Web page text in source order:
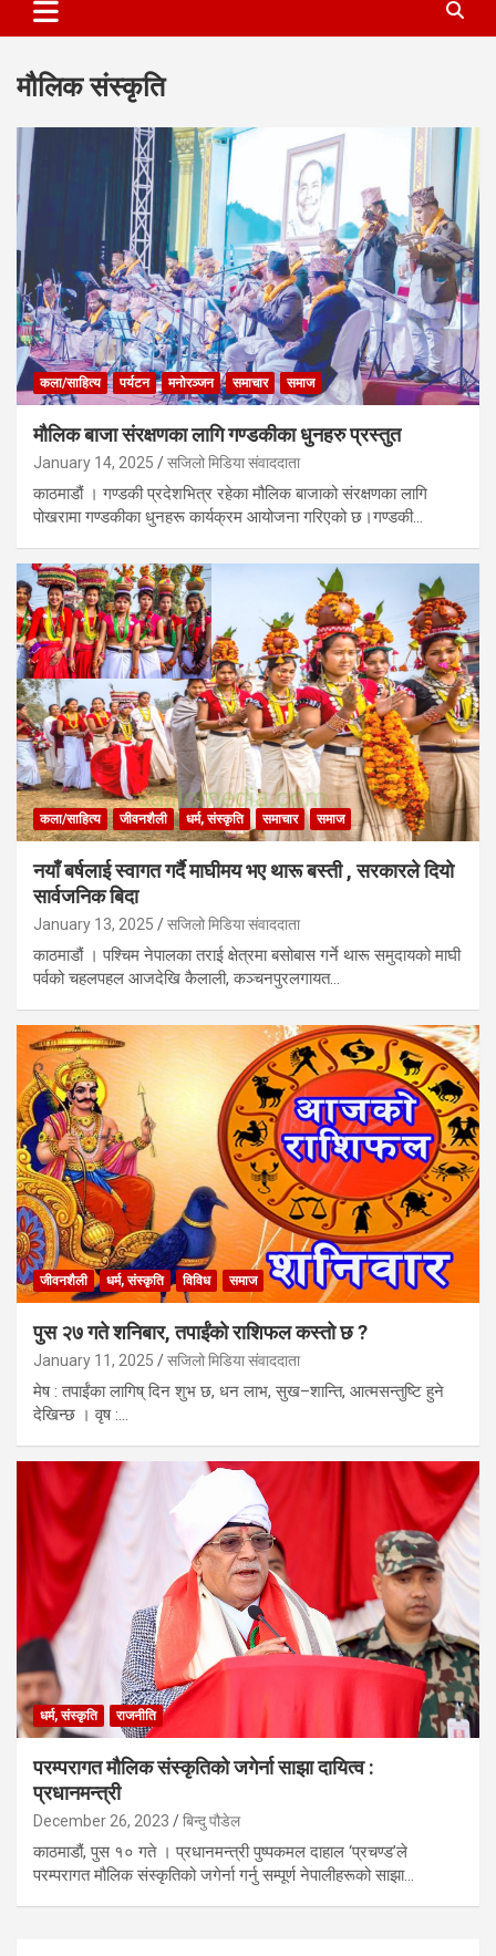
मौलिक संस्कृति
कला/साहित्य पर्यटन मनोरञ्जन समाचार समाज
मौलिक बाजा संरक्षणका लागि गण्डकीका धुनहरु प्रस्तुत
January 14, 2025 सजिलो मिडिया संवाददाता
काठमाडौं । गण्डकी प्रदेशभित्र रहेका मौलिक बाजाको संरक्षणका लागि
पोखरामा गण्डकीका धुनहरू कार्यक्रम आयोजना गरिएको छ।गण्डकी…
कला/साहित्य जीवनशैली धर्म, संस्कृति समाचार समाज
नयाँ बर्षलाई स्वागत गर्दै माघीमय भए थारू बस्ती , सरकारले दियो
सार्वजनिक बिदा
January 13, 2025 सजिलो मिडिया संवाददाता
काठमाडौं । पश्चिम नेपालका तराई क्षेत्रमा बसोबास गर्ने थारू समुदायको माघी
पर्वको चहलपहल आजदेखि कैलाली, कञ्चनपुरलगायत…
जीवनशैली धर्म, संस्कृति विविध समाज
पुस २७ गते शनिबार, तपाईंकाे राशिफल कस्तो छ ?
January 11, 2025 सजिलो मिडिया संवाददाता
मेष : तपाईंका लागिष् दिन शुभ छ, धन लाभ, सुख–शान्ति, आत्मसन्तुष्टि हुने
देखिन्छ । वृष :…
धर्म, संस्कृति राजनीति
परम्परागत मौलिक संस्कृतिको जगेर्ना साझा दायित्व :
प्रधानमन्त्री
December 26, 2023 बिन्दु पौडेल
काठमाडौं, पुस १० गते । प्रधानमन्त्री पुष्पकमल दाहाल ‘प्रचण्ड’ले
परम्परागत मौलिक संस्कृतिको जगेर्ना गर्नु सम्पूर्ण नेपालीहरूको साझा…